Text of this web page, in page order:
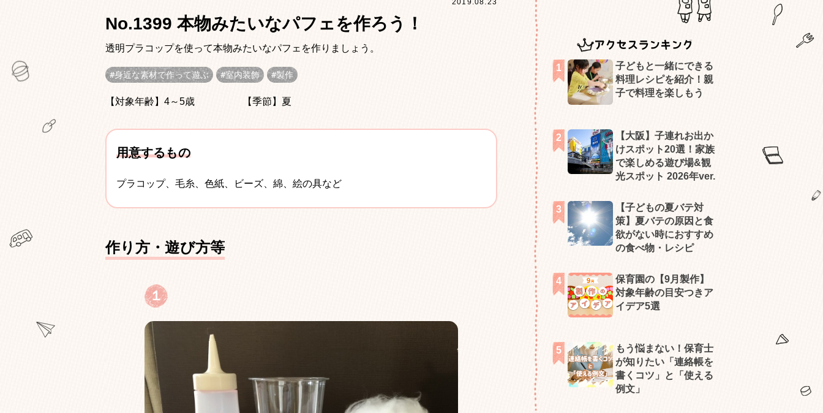
2019.08.23
No.1399 本物みたいなパフェを作ろう！
透明プラコップを使って本物みたいなパフェを作りましょう。
身近な素材で作って遊ぶ 室内装飾 製作
【対象年齢】4～5歳 【季節】夏
用意するもの
プラコップ、毛糸、色紙、ビーズ、綿、絵の具など
作り方・遊び方等
１
アクセスランキング
子どもと一緒にできる
料理レシピを紹介！親
子で料理を楽しもう
【大阪】子連れお出か
けスポット20選！家族
で楽しめる遊び場&観
光スポット 2026年ver.
【子どもの夏バテ対
策】夏バテの原因と食
欲がない時におすすめ
の食べ物・レシピ
保育園の【9月製作】
対象年齢の目安つきア
イデア5選
もう悩まない！保育士
が知りたい「連絡帳を
書くコツ」と「使える
例文」